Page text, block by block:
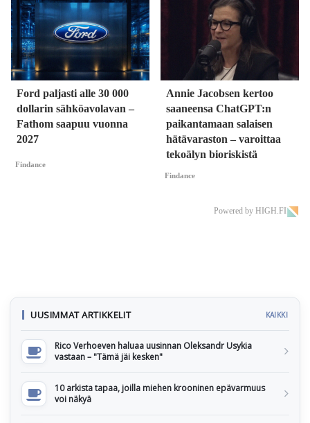
Ford paljasti alle 30 000
dollarin sähköavolavan –
Fathom saapuu vuonna
2027
Findance
Annie Jacobsen kertoo
saaneensa ChatGPT:n
paikantamaan salaisen
hätävaraston – varoittaa
tekoälyn bioriskistä
Findance
Powered by HIGH.FI
UUSIMMAT ARTIKKELIT KAIKKI
Rico Verhoeven haluaa uusinnan Oleksandr Usykia
vastaan – "Tämä jäi kesken"
10 arkista tapaa, joilla miehen krooninen epävarmuus
voi näkyä